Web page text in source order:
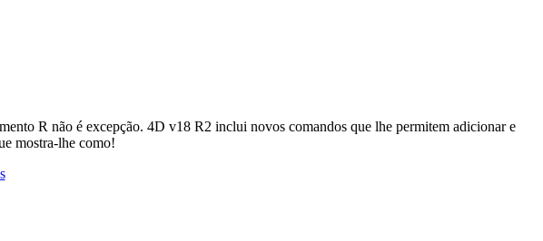
R não é excepção. 4D v18 R2 inclui novos comandos que lhe permitem adicionar e
mostra-lhe como!